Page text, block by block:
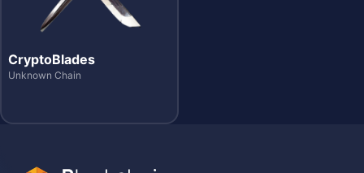
CryptoBlades
Unknown Chain